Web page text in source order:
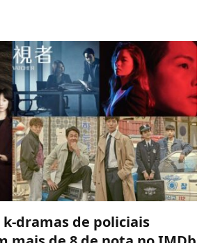
dramas de policiais